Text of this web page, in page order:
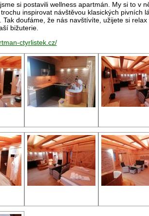
si postavili wellness apartmán. My si to v
inspirovat návštěvou klasických pivních
Tak doufáme, že nás navštívíte, užijete si
bižuterie.
ctyrlistek.cz/